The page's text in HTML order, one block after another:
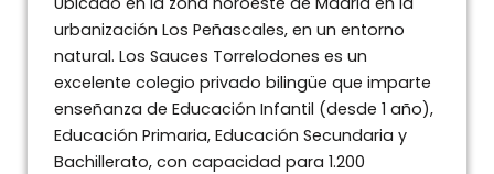
urbanización Los Peñascales, en un entorno
natural. Los Sauces Torrelodones es un
excelente colegio privado bilingüe que imparte
enseñanza de Educación Infantil (desde 1 año),
Educación Primaria, Educación Secundaria y
Bachillerato, con capacidad para 1.200